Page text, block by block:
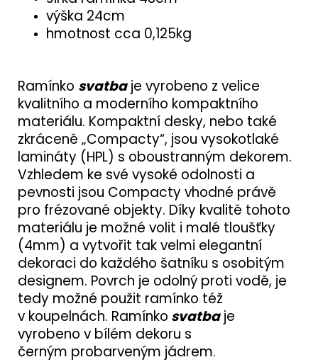
výška 24cm
hmotnost cca 0,125kg
Ramínko svatbaje vyrobeno z velice
kvalitního a moderního kompaktního
materiálu. Kompaktní desky, nebo také
zkráceně „Compacty“, jsou vysokotlaké
lamináty (HPL) s oboustranným dekorem.
Vzhledem ke své vysoké odolnosti a
pevnosti jsou Compacty vhodné právě
pro frézované objekty. Díky kvalitě tohoto
materiálu je možné volit i malé tloušťky
(4mm) a vytvořit tak velmi elegantní
dekoraci do každého šatníku s osobitým
designem. Povrch je odolný proti vodě, je
tedy možné použit ramínko též
v koupelnách. Ramínko svatbaje
vyrobeno v bílém dekoru s
černým probarveným jádrem.